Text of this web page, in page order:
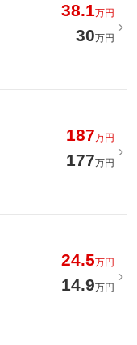
38.1万円
30万円
187万円
177万円
24.5万円
14.9万円